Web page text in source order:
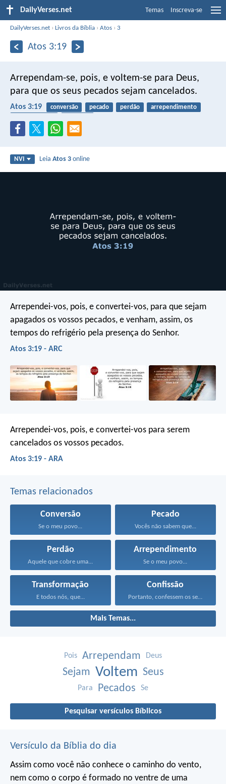
DailyVerses.net Temas Inscreva-se
DailyVerses.net ›Livros da Bíblia ›Atos ›3
Atos 3:19
Arrependam-se, pois, e voltem-se para Deus,
para que os seus pecados sejam cancelados.
Atos 3:19 conversão pecado perdão
arrependimento
NVI LeiaAtos 3 online
Arrependei-vos, pois, e convertei-vos, para que sejam
apagados os vossos pecados, e venham, assim, os
tempos do refrigério pela presença do Senhor.
Atos 3:19 - ARC
Arrependei-vos, pois, e convertei-vos para serem
cancelados os vossos pecados.
Atos 3:19 - ARA
Temas relacionados
Conversão
Se o meu povo...
Pecado
Vocês não sabem que...
Perdão
Aquele que cobre uma...
Arrependimento
Se o meu povo...
Transformação
E todos nós, que...
Confissão
Portanto, confessem os seus...
Mais Temas...
Pois Arrependam Deus
Sejam Voltem Seus
Para Pecados Se
Pesquisar versículos Bíblicos
Versículo da Bíblia do dia
Assim como você não conhece o caminho do vento,
nem como o corpo é formado no ventre de uma